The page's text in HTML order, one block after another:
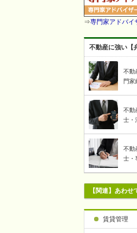
⇒専門家アドバイ
不動産に強い【
不動
門家
不動
士・
不動
士・
【関連】あわせ
賃貸管理